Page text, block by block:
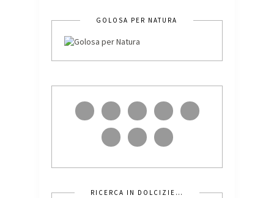
GOLOSA PER NATURA
RICERCA IN DOLCIZIE…